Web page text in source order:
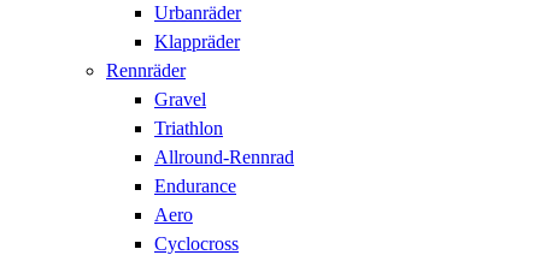
Urbanräder
Klappräder
Rennräder
Gravel
Triathlon
Allround-Rennrad
Endurance
Aero
Cyclocross